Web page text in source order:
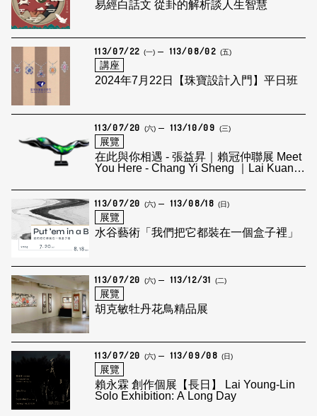
易經白話文 從卦的解析談人生智慧
113/07/22 (一) 113/08/02 (五)
講座
2024年7月22日【珠寶設計入門】平日班
113/07/20 (六) 113/10/09 (三)
展覽
在此與你相遇 - 張益昇｜賴冠仲聯展 Meet
You Here - Chang Yi Sheng ｜Lai Kuan
113/07/20 (六) 113/08/18 (日)
展覽
水谷藝術「我們把它都裝在一個盒子裡」
113/07/20 (六) 113/12/31 (二)
展覽
胡克敏牡丹花鳥精品展
113/07/20 (六) 113/09/08 (日)
展覽
賴永霖 創作個展【長日】 Lai Young-Lin
Solo Exhibition: A Long Day